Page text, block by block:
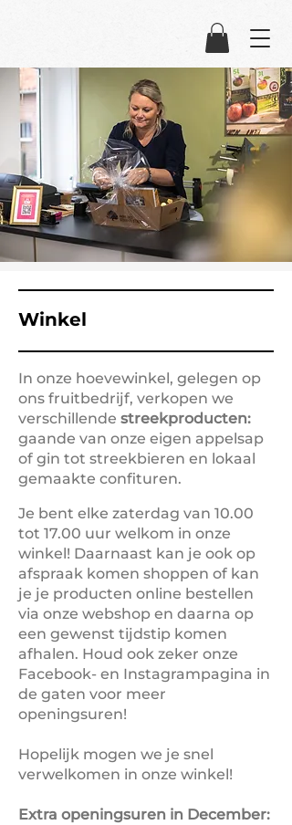
Winkel
In onze hoevewinkel, gelegen op
ons fruitbedrijf, verkopen we
verschillende streekproducten:
gaande van onze eigen appelsap
of gin tot streekbieren en lokaal
gemaakte confituren.
Je bent elke zaterdag van 10.00
tot 17.00 uur welkom in onze
winkel! Daarnaast kan je ook op
afspraak komen shoppen of kan
je je producten online bestellen
via onze webshop en daarna op
een gewenst tijdstip komen
afhalen. Houd ook zeker onze
Facebook- en Instagrampagina in
de gaten voor meer
openingsuren!
Hopelijk mogen we je snel
verwelkomen in onze winkel!
Extra openingsuren in December: